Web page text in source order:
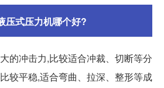
压式压力机哪个好?
的冲击力,比较适合冲裁、切断等分
较平稳,适合弯曲、拉深、整形等成